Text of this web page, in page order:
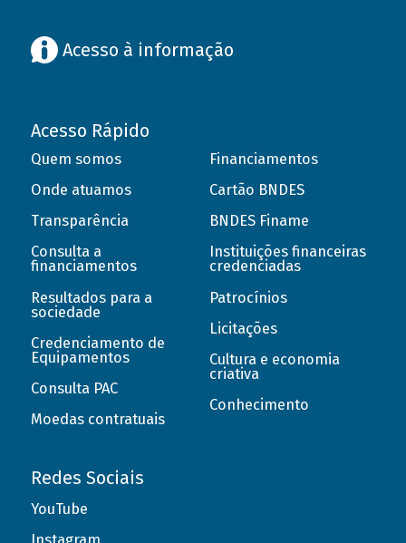
Acesso à informação
Acesso Rápido
Quem somos
Onde atuamos
Transparência
Consulta a
financiamentos
Resultados para a
sociedade
Credenciamento de
Equipamentos
Consulta PAC
Moedas contratuais
Financiamentos
Cartão BNDES
BNDES Finame
Instituições financeiras
credenciadas
Patrocínios
Licitações
Cultura e economia
criativa
Conhecimento
Redes Sociais
YouTube